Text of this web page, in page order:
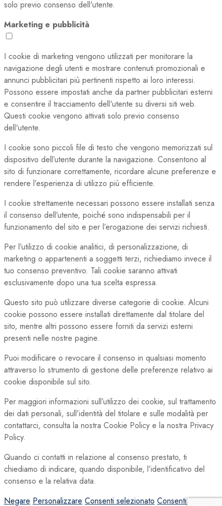
solo previo consenso dell'utente.
Marketing e pubblicità
I cookie di marketing vengono utilizzati per monitorare la
navigazione degli utenti e mostrare contenuti promozionali e
annunci pubblicitari più pertinenti rispetto ai loro interessi.
Possono essere impostati anche da partner pubblicitari esterni
e consentire il tracciamento dell'utente su diversi siti web.
Questi cookie vengono attivati solo previo consenso
dell'utente.
I cookie sono piccoli file di testo che vengono memorizzati sul
dispositivo dell’utente durante la navigazione. Consentono al
sito di funzionare correttamente, ricordare alcune preferenze e
rendere l’esperienza di utilizzo più efficiente.
I cookie strettamente necessari possono essere installati senza
il consenso dell’utente, poiché sono indispensabili per il
funzionamento del sito e per l’erogazione dei servizi richiesti.
Per l’utilizzo di cookie analitici, di personalizzazione, di
marketing o appartenenti a soggetti terzi, richiediamo invece il
tuo consenso preventivo. Tali cookie saranno attivati
esclusivamente dopo una tua scelta espressa.
Questo sito può utilizzare diverse categorie di cookie. Alcuni
cookie possono essere installati direttamente dal titolare del
sito, mentre altri possono essere forniti da servizi esterni
presenti nelle nostre pagine.
Puoi modificare o revocare il consenso in qualsiasi momento
attraverso lo strumento di gestione delle preferenze relativo ai
cookie disponibile sul sito.
Per maggiori informazioni sull’utilizzo dei cookie, sul trattamento
dei dati personali, sull’identità del titolare e sulle modalità per
contattarci, consulta la nostra Cookie Policy e la nostra Privacy
Policy.
Quando ci contatti in relazione al consenso prestato, ti
chiediamo di indicare, quando disponibile, l’identificativo del
consenso e la relativa data.
Negare Personalizzare Consenti selezionato Consenti tutto